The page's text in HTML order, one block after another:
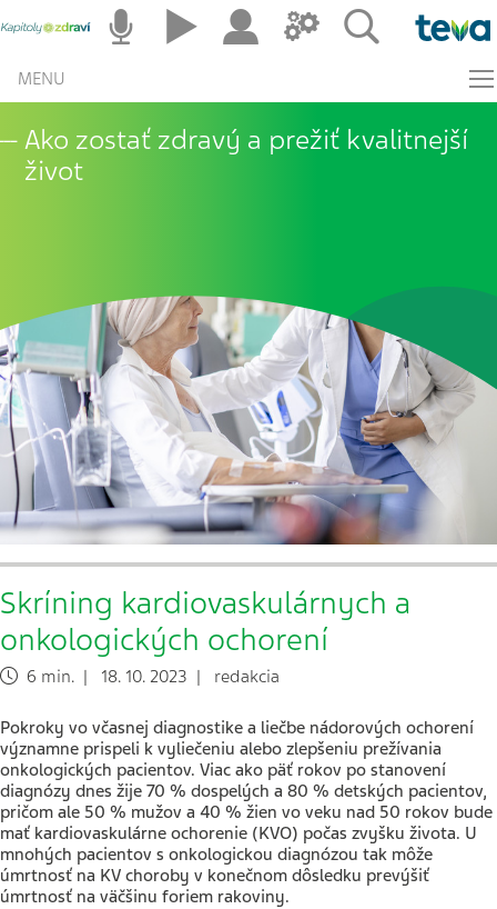
MENU
Ako zostať zdravý a prežiť kvalitnejší
život
Skríning kardiovaskulárnych a
onkologických ochorení
6 min. | 18. 10. 2023 | redakcia
Pokroky vo včasnej diagnostike a liečbe nádorových ochorení
významne prispeli k vyliečeniu alebo zlepšeniu prežívania
onkologických pacientov. Viac ako päť rokov po stanovení
diagnózy dnes žije 70 % dospelých a 80 % detských pacientov,
pričom ale 50 % mužov a 40 % žien vo veku nad 50 rokov bude
mať kardiovaskulárne ochorenie (KVO) počas zvyšku života. U
mnohých pacientov s onkologickou diagnózou tak môže
úmrtnosť na KV choroby v konečnom dôsledku prevýšiť
úmrtnosť na väčšinu foriem rakoviny.